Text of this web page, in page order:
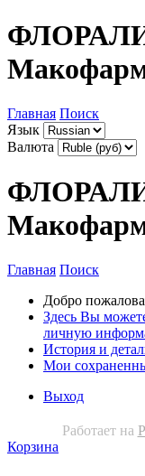
Главная Поиск
Язык
Валюта
Главная Поиск
Добро
Здесь Вы
личную
История и
Мои
Выход
Работает на
Корзина